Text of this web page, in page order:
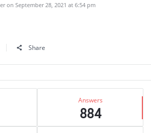
on September 28, 2021 at 6:54 pm
Share
Answers
884